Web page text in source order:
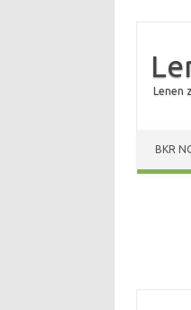
Lenen
BKR